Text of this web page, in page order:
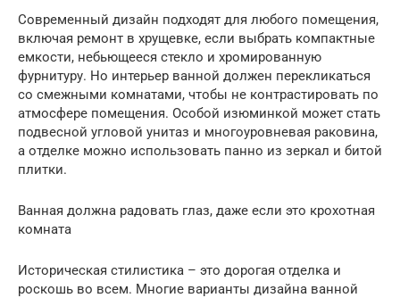
Современный дизайн подходят для любого помещения,
включая ремонт в хрущевке, если выбрать компактные
емкости, небьющееся стекло и хромированную
фурнитуру. Но интерьер ванной должен перекликаться
со смежными комнатами, чтобы не контрастировать по
атмосфере помещения. Особой изюминкой может стать
подвесной угловой унитаз и многоуровневая раковина,
а отделке можно использовать панно из зеркал и битой
плитки.
Ванная должна радовать глаз, даже если это крохотная
комната
Историческая стилистика – это дорогая отделка и
роскошь во всем. Многие варианты дизайна ванной